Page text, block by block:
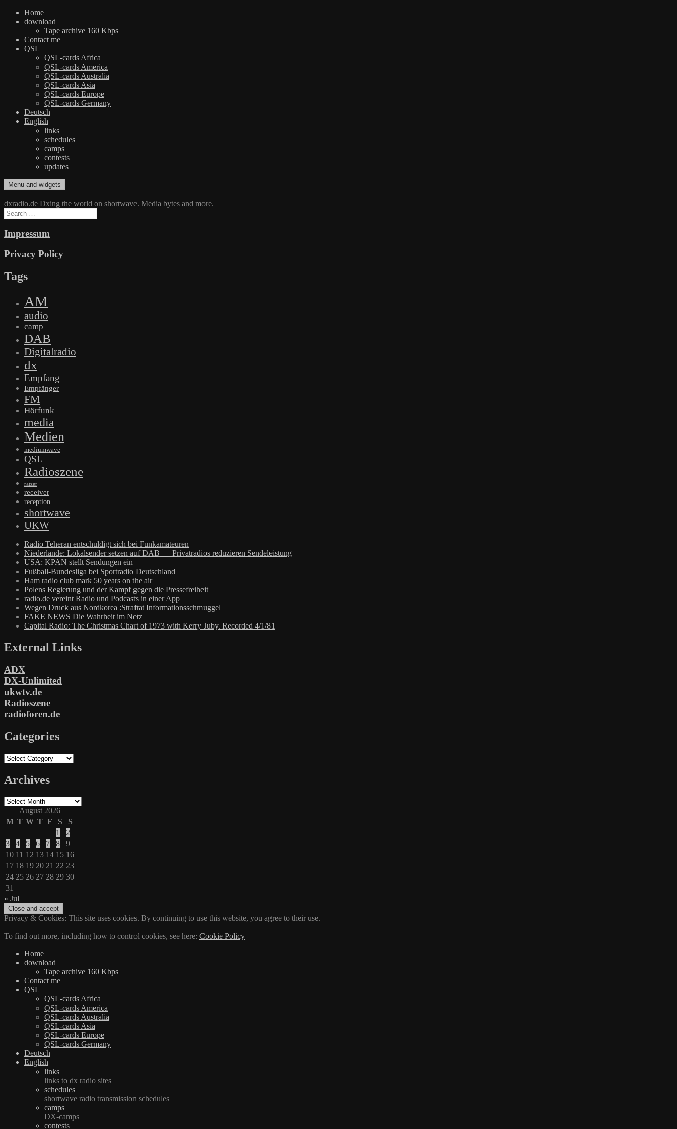
Home
download
Tape archive 160 Kbps
Contact me
QSL
QSL-cards Africa
QSL-cards America
QSL-cards Australia
QSL-cards Asia
QSL-cards Europe
QSL-cards Germany
Deutsch
English
links
schedules
camps
contests
updates
Skip
to
content
dxradio.de
DXing the world on shortwave
Menu and widgets
dxradio.de Dxing the world on shortwave. Media bytes and more.
Search
for:
Impressum
Privacy Policy
Tags
AM
audio
camp
DAB
Digitalradio
dx
Empfang
Empfänger
FM
Hörfunk
media
Medien
mediumwave
QSL
Radioszene
ratzer
receiver
reception
shortwave
UKW
Radio Teheran entschuldigt sich bei Funkamateuren
Niederlande: Lokalsender setzen auf DAB+ – Privatradios reduzieren Sendeleistung
USA: KPAN stellt Sendungen ein
Fußball-Bundesliga bei Sportradio Deutschland
Ham radio club mark 50 years on the air
Polens Regierung und der Kampf gegen die Pressefreiheit
radio.de vereint Radio und Podcasts in einer App
Wegen Druck aus Nordkorea :Straftat Informationsschmuggel
FAKE NEWS Die Wahrheit im Netz
Capital Radio: The Christmas Chart of 1973 with Kerry Juby. Recorded 4/1/81
External Links
ADX
DX-Unlimited
ukwtv.de
Radioszene
radioforen.de
Categories
Categories
Archives
Archives
August 2026
M T W T F S
S
1
2
3
4 5 6 7 8
9
10 11 12 13 14 15 16
17 18 19 20 21 22 23
24 25 26 27 28 29 30
31
« Jul
Privacy & Cookies: This site uses cookies. By continuing to use this website, you agree to their use.
To find out more, including how to control cookies, see here: Cookie Policy
Home
download
Tape archive 160 Kbps
Contact me
QSL
QSL-cards Africa
QSL-cards America
QSL-cards Australia
QSL-cards Asia
QSL-cards Europe
QSL-cards Germany
Deutsch
English
links
links to dx radio sites
schedules
shortwave radio transmission schedules
camps
DX-camps
contests